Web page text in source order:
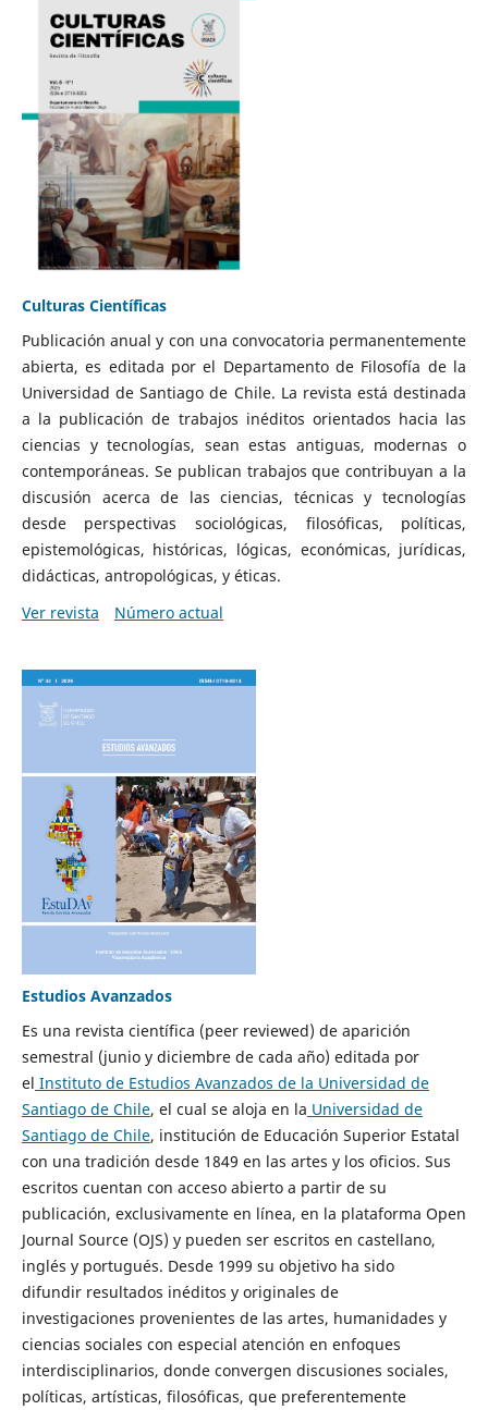
Culturas Científicas
Publicación anual y con una convocatoria permanentemente
abierta, es editada por el Departamento de Filosofía de la
Universidad de Santiago de Chile. La revista está destinada
a la publicación de trabajos inéditos orientados hacia las
ciencias y tecnologías, sean estas antiguas, modernas o
contemporáneas. Se publican trabajos que contribuyan a la
discusión acerca de las ciencias, técnicas y tecnologías
desde perspectivas sociológicas, filosóficas, políticas,
epistemológicas, históricas, lógicas, económicas, jurídicas,
didácticas, antropológicas, y éticas.
Ver revista
Número actual
Estudios Avanzados
Es una revista científica (peer reviewed) de aparición
semestral (junio y diciembre de cada año) editada por
el Instituto de Estudios Avanzados de la Universidad de
Santiago de Chile, el cual se aloja en la Universidad de
Santiago de Chile, institución de Educación Superior Estatal
con una tradición desde 1849 en las artes y los oficios. Sus
escritos cuentan con acceso abierto a partir de su
publicación, exclusivamente en línea, en la plataforma Open
Journal Source (OJS) y pueden ser escritos en castellano,
inglés y portugués. Desde 1999 su objetivo ha sido
difundir resultados inéditos y originales de
investigaciones provenientes de las artes, humanidades y
ciencias sociales con especial atención en enfoques
interdisciplinarios, donde convergen discusiones sociales,
políticas, artísticas, filosóficas, que preferentemente